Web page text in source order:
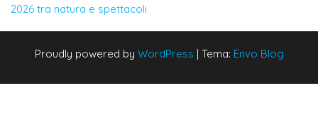
2026 tra natura e spettacoli
Proudly powered by WordPress | Tema: Envo Blog